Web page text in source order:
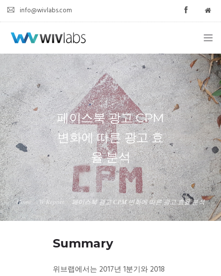
info@wivlabs.com
HOME
ABOUT
AGENCY
SOLUTION
W REPORT
CONTACT
페이스북 광고 CPM
변화에 따른 광고 효
율 분석
Home W Report 페이스북 광고 CPM 변화에 따른 광고 효율 분석
Summary
위브랩에서는 2017년 1분기와 2018